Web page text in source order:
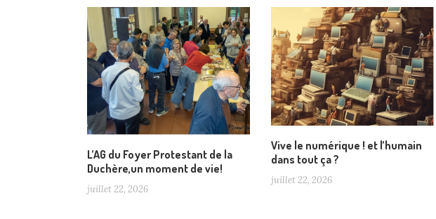
L’AG du Foyer Protestant de la
Duchère,un moment de vie!
juillet 22, 2026
Vive le numérique ! et l’humain
dans tout ça ?
juillet 22, 2026